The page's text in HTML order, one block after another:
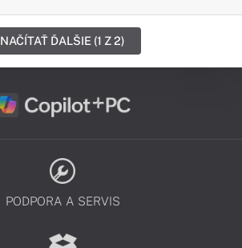
NAČÍTAŤ ĎALŠIE (1 Z 2)
PODPORA A SERVIS